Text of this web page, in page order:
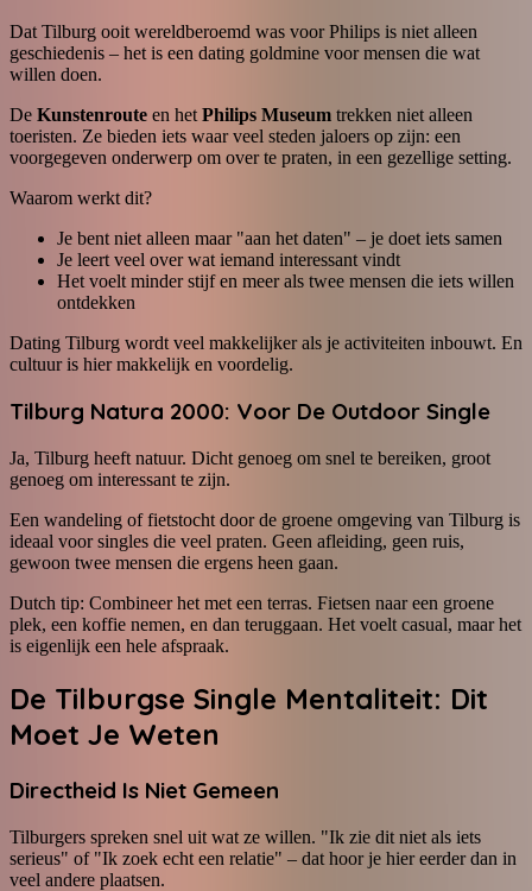
Dat Tilburg ooit wereldberoemd was voor Philips is niet alleen
geschiedenis – het is een dating goldmine voor mensen die wat
willen doen.
De Kunstenroute en het Philips Museum trekken niet alleen
toeristen. Ze bieden iets waar veel steden jaloers op zijn: een
voorgegeven onderwerp om over te praten, in een gezellige setting.
Waarom werkt dit?
Je bent niet alleen maar "aan het daten" – je doet iets samen
Je leert veel over wat iemand interessant vindt
Het voelt minder stijf en meer als twee mensen die iets willen
ontdekken
Dating Tilburg wordt veel makkelijker als je activiteiten inbouwt. En
cultuur is hier makkelijk en voordelig.
Tilburg Natura 2000: Voor De Outdoor Single
Ja, Tilburg heeft natuur. Dicht genoeg om snel te bereiken, groot
genoeg om interessant te zijn.
Een wandeling of fietstocht door de groene omgeving van Tilburg is
ideaal voor singles die veel praten. Geen afleiding, geen ruis,
gewoon twee mensen die ergens heen gaan.
Dutch tip: Combineer het met een terras. Fietsen naar een groene
plek, een koffie nemen, en dan teruggaan. Het voelt casual, maar het
is eigenlijk een hele afspraak.
De Tilburgse Single Mentaliteit: Dit
Moet Je Weten
Directheid Is Niet Gemeen
Tilburgers spreken snel uit wat ze willen. "Ik zie dit niet als iets
serieus" of "Ik zoek echt een relatie" – dat hoor je hier eerder dan in
veel andere plaatsen.